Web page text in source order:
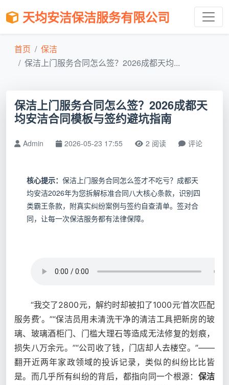
天均安洁保洁服务有限公司
首页
保洁
保洁上门服务合同怎么签？2026成都天均...
保洁上门服务合同怎么签？2026成都天
均安洁合同模板与签约避坑指南
Admin 2026-05-23 17:55 2 阅读 评论
核心提示： 保洁上门服务合同怎么签才不吃亏？成都天
均安洁2026年为您拆解标准合同八大核心条款，识别四
类霸王条款，附真实纠纷案例与签约自查清单。签对合
同，让每一次保洁服务都有法律保障。
“我交了2800元，解约时却被扣了1000元‘首次匹配
服务费’。”“保洁员用未清洗干净的清洁工具把新房的玻
璃、玻璃酒柜门、门槛大理石等造成无法修复的划痕，
损失八万余元。”“公司收了钱，门店却人去楼空。”——
翻开近两年家政领域的投诉记录，类似的纠纷比比皆
是。而几乎所有纠纷的背后，都指向同一个根源： 保洁